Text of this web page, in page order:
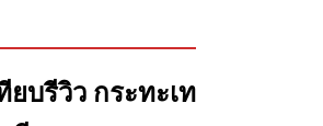
ยบรีวิว กระทะเท